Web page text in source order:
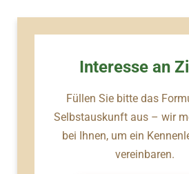
Interesse an
Füllen Sie bitte das
Selbstauskunft aus – wir
bei Ihnen, um ein
vereinbaren.